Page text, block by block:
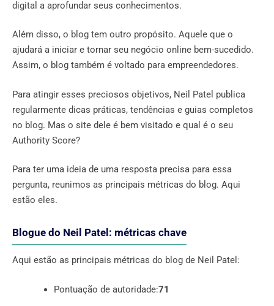
digital a aprofundar seus conhecimentos.
Além disso, o blog tem outro propósito. Aquele que o
ajudará a iniciar e tornar seu negócio online bem-sucedido.
Assim, o blog também é voltado para empreendedores.
Para atingir esses preciosos objetivos, Neil Patel publica
regularmente dicas práticas, tendências e guias completos
no blog. Mas o site dele é bem visitado e qual é o seu
Authority Score?
Para ter uma ideia de uma resposta precisa para essa
pergunta, reunimos as principais métricas do blog. Aqui
estão eles.
Blogue do Neil Patel: métricas chave
Aqui estão as principais métricas do blog de Neil Patel:
Pontuação de autoridade:71